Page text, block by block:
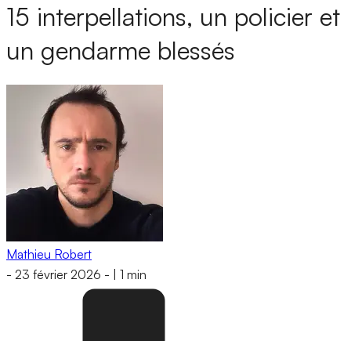
15 interpellations, un policier et
un gendarme blessés
Mathieu Robert
- 23 février 2026 - 1 min